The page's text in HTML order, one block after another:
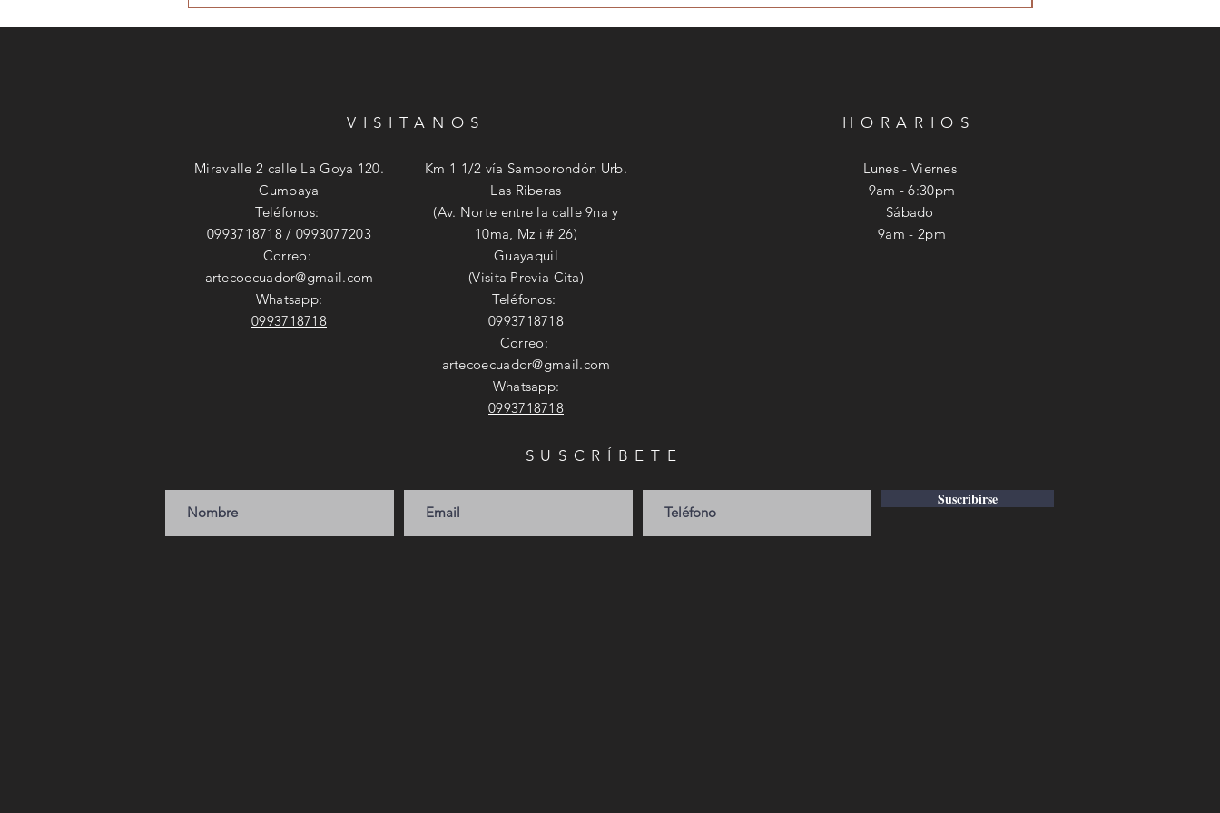
VISITANOS HORARIOS
Miravalle 2 calle La Goya 120.
Cumbaya
Teléfonos:
0993718718 / 0993077203
Correo:
artecoecuador@gmail.com
Whatsapp:
0993718718
Km 1 1/2 vía Samborondón Urb.
Las Riberas
(Av. Norte entre la calle 9na y
10ma, Mz i # 26)
Guayaquil
(Visita Previa Cita)
Teléfonos:
0993718718
Correo:
artecoecuador@gmail.com
Whatsapp:
0993718718
Lunes - Viernes
9am - 6:30pm
​​Sábado
9am - 2pm
SUSCRÍBETE
Suscribirse